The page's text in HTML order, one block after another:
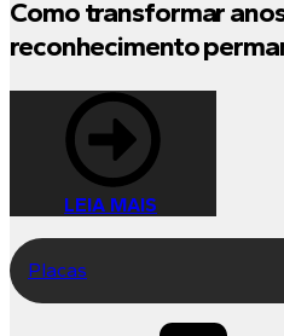
Como transformar
reconhecimento
LEIA MAIS
Placas